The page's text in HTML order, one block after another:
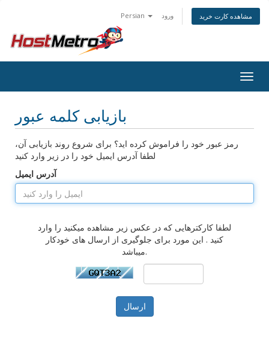
Persian ورود مشاهده کارت خرید
بازیابی کلمه عبور
رمز عبور خود را فراموش کرده اید؟ برای شروع روند بازیابی آن،
لطفا آدرس ایمیل خود را در زیر وارد کنید
آدرس ایمیل
لطفا کارکترهایی که در عکس زیر مشاهده میکنید را وارد
کنید . این مورد برای جلوگیری از ارسال های خودکار
میباشد.
ارسال